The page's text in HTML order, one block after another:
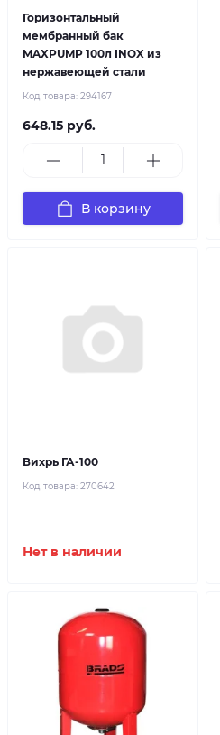
Горизонтальный
мембранный бак
MAXPUMP 100л INOX из
нержавеющей стали
Код товара: 294167
648.15 руб.
В корзину
Вихрь ГА-100
Код товара: 270642
Нет в наличии